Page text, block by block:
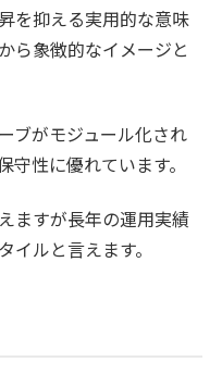
を抑える実用的な意味
ら象徴的なイメージと
ブがモジュール化され
性に優れています。
ますが長年の運用実績
ルと言えます。